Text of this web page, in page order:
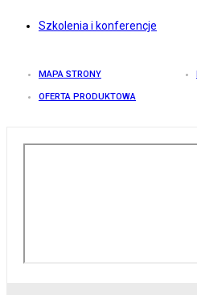
Szkolenia i konferencje
MAPA STRONY
OFERTA PRODUKTOWA